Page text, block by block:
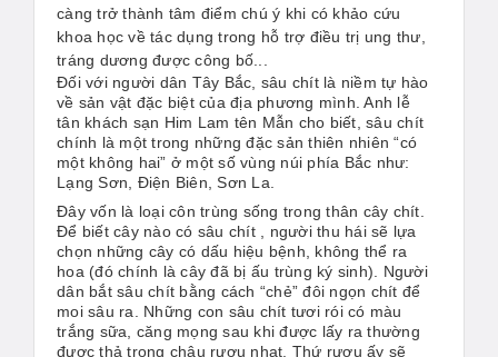
càng trở thành tâm điểm chú ý khi có khảo cứu
khoa học về tác dụng trong hỗ trợ điều trị ung thư,
tráng dương được công bố...
Đối với người dân Tây Bắc, sâu chít là niềm tự hào
về sản vật đặc biệt của địa phương mình. Anh lễ
tân khách sạn Him Lam tên Mẫn cho biết, sâu chít
chính là một trong những đặc sản thiên nhiên “có
một không hai” ở một số vùng núi phía Bắc như:
Lạng Sơn, Điện Biên, Sơn La.
Đây vốn là loại côn trùng sống trong thân cây chít.
Để biết cây nào có sâu chít , người thu hái sẽ lựa
chọn những cây có dấu hiệu bệnh, không thể ra
hoa (đó chính là cây đã bị ấu trùng ký sinh). Người
dân bắt sâu chít bằng cách “chẻ” đôi ngọn chít để
moi sâu ra. Những con sâu chít tươi rói có màu
trắng sữa, căng mọng sau khi được lấy ra thường
được thả trong chậu rượu nhạt. Thứ rượu ấy sẽ